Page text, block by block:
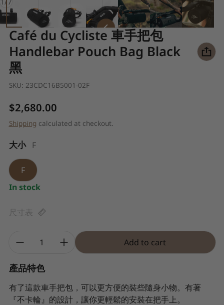
Café du Cycliste 車手把包
Handlebar Pouch Bag Black
黑
SKU: 23CDC16B5001-02F
Regular price
$2,680.00
Shipping calculated at checkout.
大小 F
F
In stock
尺寸表
Quantity: Add to cart
產品特色
有了這款車手把包，可以更方便的裝些隨身小物。有著
『不卡輪』的設計，讓你更輕鬆的安裝在把手上。